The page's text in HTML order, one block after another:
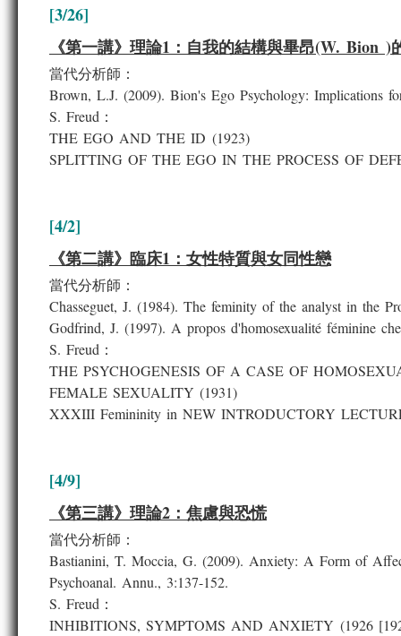
[3/26]
《第一講》理論1：自我的結構與畢昂(W. Bion )
當代分析師：
Brown, L.J. (2009). Bion's Ego Psychology: Implications
S. Freud：
THE EGO AND THE ID (1923)
SPLITTING OF THE EGO IN THE PROCESS OF
[4/2]
《第二講》臨床1：女性特質與女同性戀
當代分析師：
Chasseguet, J. (1984). The feminity of the analyst in the
Godfrind, J. (1997). A propos d'homosexualité féminine
S. Freud：
THE PSYCHOGENESIS OF A CASE OF
FEMALE SEXUALITY (1931)
XXXIII Femininity in NEW INTRODUCTORY
[4/9]
《第三講》理論2：焦慮與恐慌
當代分析師：
Bastianini, T. Moccia, G. (2009). Anxiety: A Form of
Psychoanal. Annu., 3:137-152.
S. Freud：
INHIBITIONS, SYMPTOMS AND ANXIETY (1926